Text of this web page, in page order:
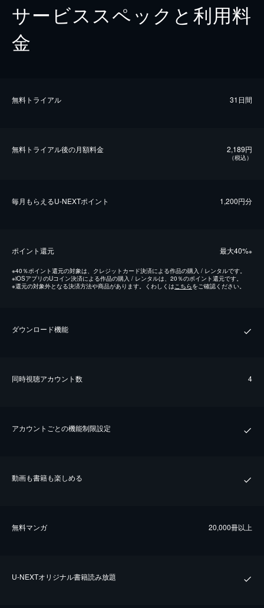
サービススペックと利用料
金
無料トライアル 31日間
無料トライアル後の⽉額料金 2,189円
（税込）
毎⽉もらえるU-NEXTポイント 1,200円分
ポイント還元 最⼤40%※
※40％ポイント還元の対象は、クレジットカード決済による作品の購入 / レンタルです。
※iOSアプリのUコイン決済による作品の購入 / レンタルは、20％のポイント還元です。
※還元の対象外となる決済方法や商品があります。くわしくはこちらをご確認ください。
ダウンロード機能
同時視聴アカウント数 4
アカウントごとの機能制限設定
動画も書籍も楽しめる
無料マンガ 20,000冊以上
U-NEXTオリジナル書籍読み放題